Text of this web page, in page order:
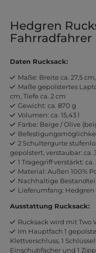
Hedgren
Fahrradfahrer
Daten Rucksack:
Maße: Breite ca. 27,5
Maße gepolstertes
cm, Tiefe ca. 2 cm
Gewicht: ca. 870 g
Volumen: ca. 15,43 l
Farbe: Beige / Olive
2 Schultergurte
gepolstert, verstaubar: ca.
1 Tragegriff verstärkt: ca.
Material: Außen 100%
Nachhaltige
Lieferumfang:
Ausstattung Rucksack:
Rucksack wird mit Two
Im Hauptfach 1
Klettverschluss, 1
Einschubfächer und 1